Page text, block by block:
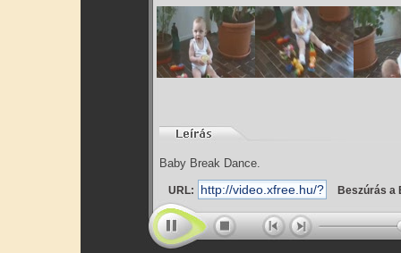
Baby Break Dance.
URL: Beszúrás a